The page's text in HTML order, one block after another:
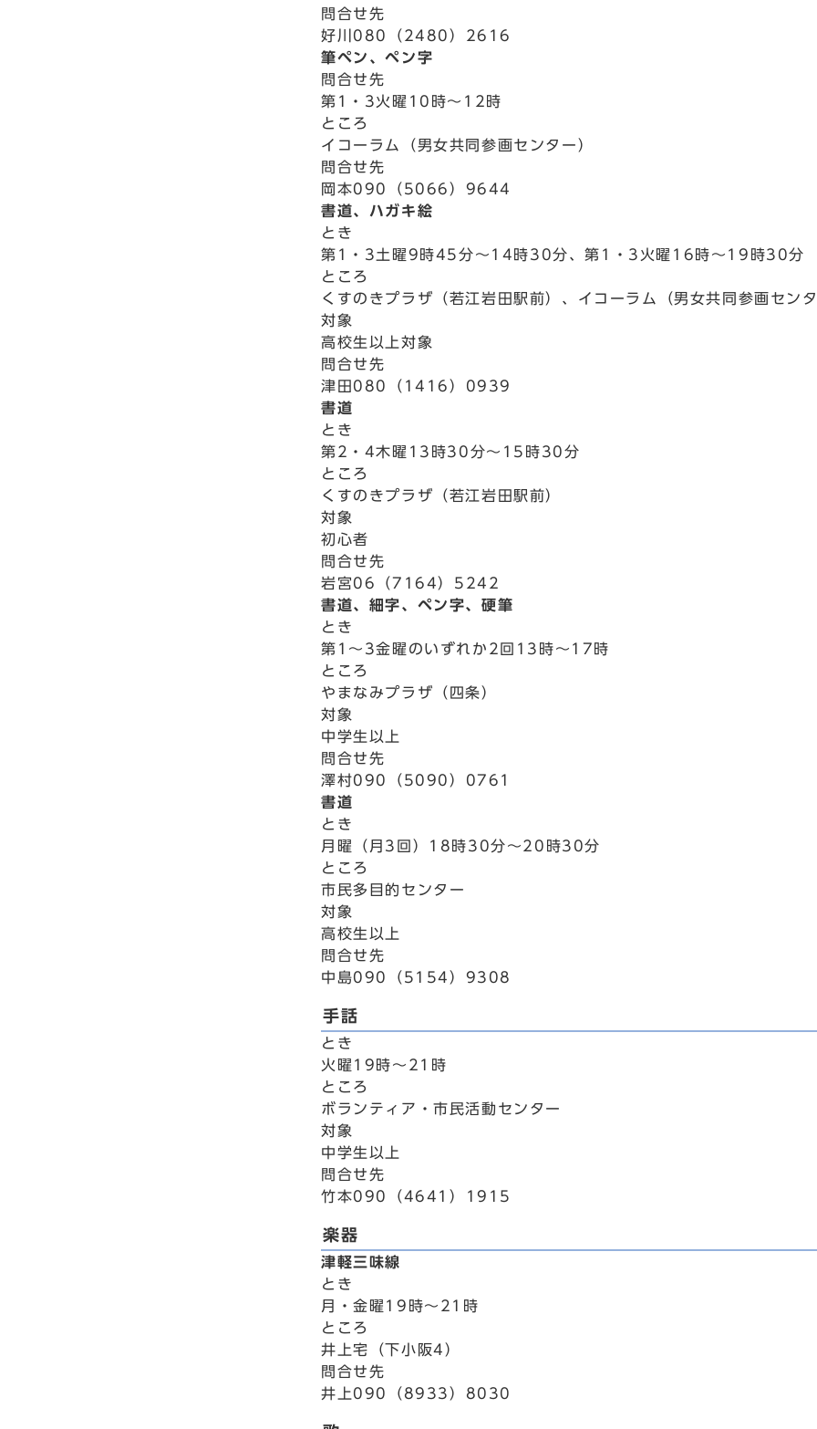
問合せ先
好川080（2480）2616
筆ペン、ペン字
問合せ先
第1・3火曜10時～12時
ところ
イコーラム（男女共同参画センター）
問合せ先
岡本090（5066）9644
書道、ハガキ絵
とき
第1・3土曜9時45分～14時30分、第1・3火曜16時～19時30分
ところ
くすのきプラザ（若江岩田駅前）、イコーラム（男女共同参画セン
対象
高校生以上対象
問合せ先
津田080（1416）0939
書道
とき
第2・4木曜13時30分～15時30分
ところ
くすのきプラザ（若江岩田駅前）
対象
初心者
問合せ先
岩宮06（7164）5242
書道、細字、ペン字、硬筆
とき
第1～3金曜のいずれか2回13時～17時
ところ
やまなみプラザ（四条）
対象
中学生以上
問合せ先
澤村090（5090）0761
書道
とき
月曜（月3回）18時30分～20時30分
ところ
市民多目的センター
対象
高校生以上
問合せ先
中島090（5154）9308
手話
とき
火曜19時～21時
ところ
ボランティア・市民活動センター
対象
中学生以上
問合せ先
竹本090（4641）1915
楽器
津軽三味線
とき
月・金曜19時～21時
ところ
井上宅（下小阪4）
問合せ先
井上090（8933）8030